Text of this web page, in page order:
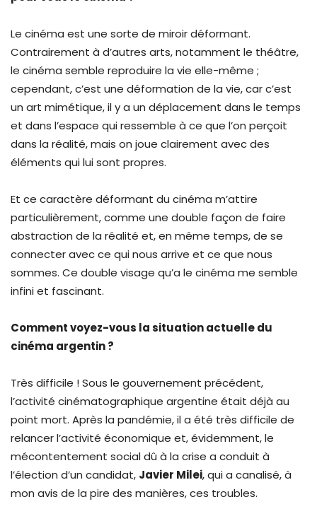
Le cinéma est une sorte de miroir déformant.
Contrairement à d’autres arts, notamment le théâtre,
le cinéma semble reproduire la vie elle-même ;
cependant, c’est une déformation de la vie, car c’est
un art mimétique, il y a un déplacement dans le temps
et dans l’espace qui ressemble à ce que l’on perçoit
dans la réalité, mais on joue clairement avec des
éléments qui lui sont propres.
Et ce caractère déformant du cinéma m’attire
particulièrement, comme une double façon de faire
abstraction de la réalité et, en même temps, de se
connecter avec ce qui nous arrive et ce que nous
sommes. Ce double visage qu’a le cinéma me semble
infini et fascinant.
Comment voyez-vous la situation actuelle du
cinéma argentin ?
Très difficile ! Sous le gouvernement précédent,
l’activité cinématographique argentine était déjà au
point mort. Après la pandémie, il a été très difficile de
relancer l’activité économique et, évidemment, le
mécontentement social dû à la crise a conduit à
l’élection d’un candidat, Javier Milei, qui a canalisé, à
mon avis de la pire des manières, ces troubles.